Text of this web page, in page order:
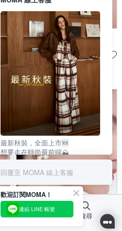
耀眼光芒流星墜緞耳環 |
官網限定
$490
最愛 活動 搜尋
最新秋裝，全面上市🆕
想要走在時尚最前端⛰️
必須搶先一個季別選購🛍️
這樣在秋季來臨，立馬出彩🌟
| SEE MORE✨ |
回覆至 MOMA 線上客服
歡迎訂閱MOMA！
連結 LINE 帳號